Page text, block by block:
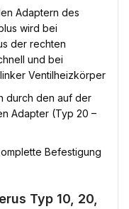
Adaptern des
wird bei
der rechten
und bei
Ventilheizkörper
durch den auf der
Adapter (Typ 20 –
Befestigung
Typ 10, 20,